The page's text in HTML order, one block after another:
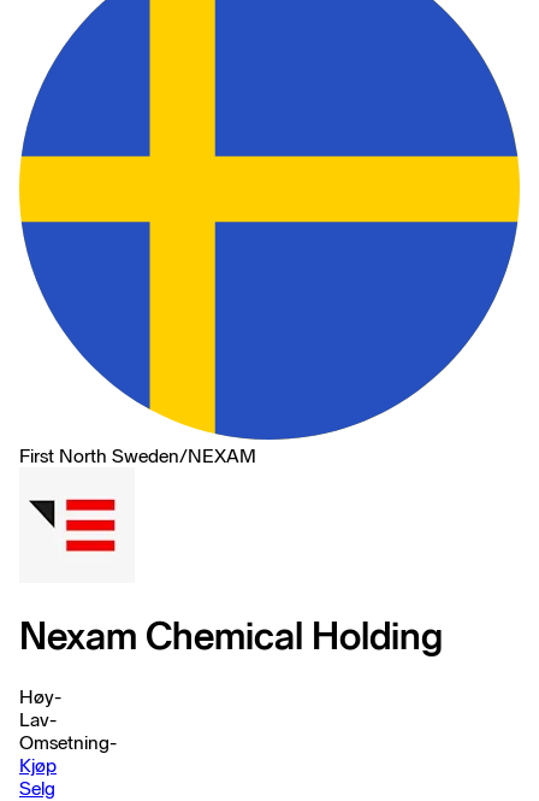
First North Sweden/NEXAM
Nexam Chemical Holding
Høy-
Lav-
Omsetning-
Kjøp
Selg